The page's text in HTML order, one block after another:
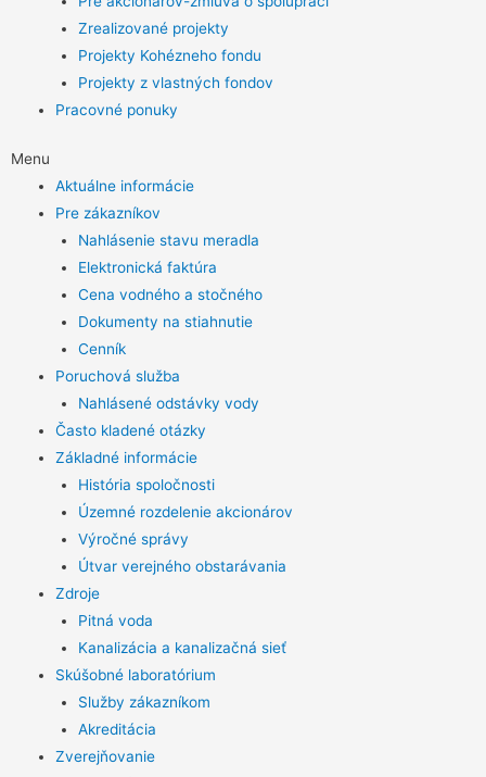
Zrealizované projekty
Projekty Kohézneho fondu
Projekty z vlastných fondov
Pracovné ponuky
Menu
Aktuálne informácie
Pre zákazníkov
Nahlásenie stavu meradla
Elektronická faktúra
Cena vodného a stočného
Dokumenty na stiahnutie
Cenník
Poruchová služba
Nahlásené odstávky vody
Často kladené otázky
Základné informácie
História spoločnosti
Územné rozdelenie akcionárov
Výročné správy
Útvar verejného obstarávania
Zdroje
Pitná voda
Kanalizácia a kanalizačná sieť
Skúšobné laboratórium
Služby zákazníkom
Akreditácia
Zverejňovanie